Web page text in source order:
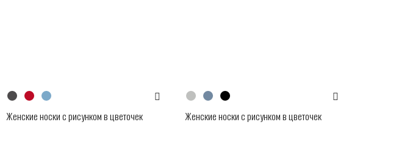
Женские носки с рисунком в цветочек Женские носки с рисунком в цветочек